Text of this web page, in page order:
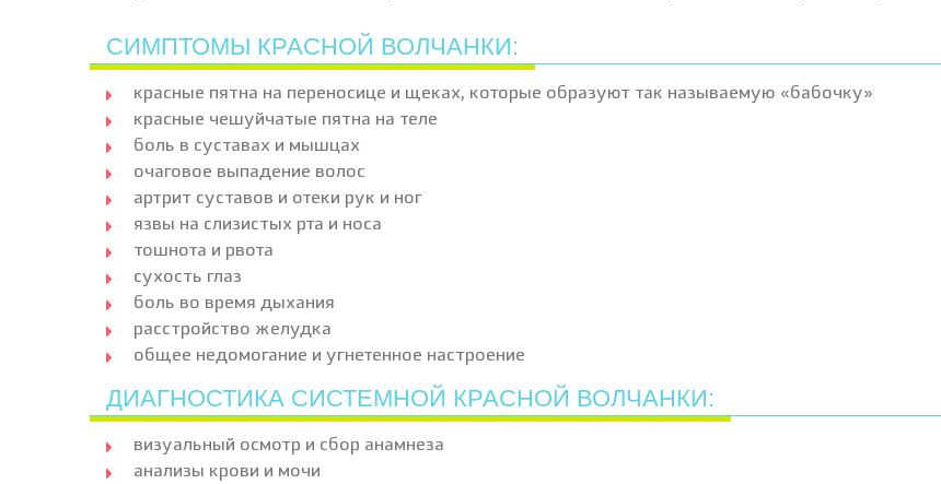
СИМПТОМЫ КРАСНОЙ ВОЛЧАНКИ:
красные пятна на переносице и щеках, которые образуют так называемую «бабочку»
красные чешуйчатые пятна на теле
боль в суставах и мышцах
очаговое выпадение волос
артрит суставов и отеки рук и ног
язвы на слизистых рта и носа
тошнота и рвота
сухость глаз
боль во время дыхания
расстройство желудка
общее недомогание и угнетенное настроение
ДИАГНОСТИКА СИСТЕМНОЙ КРАСНОЙ ВОЛЧАНКИ:
визуальный осмотр и сбор анамнеза
анализы крови и мочи